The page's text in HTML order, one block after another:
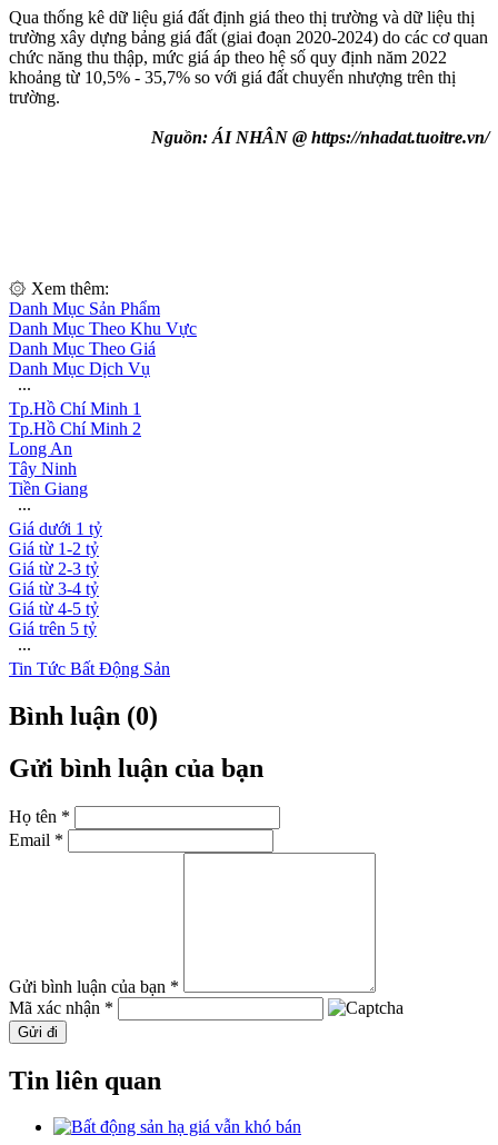
Qua thống kê dữ liệu giá đất định giá theo thị trường và dữ liệu thị
trường xây dựng bảng giá đất (giai đoạn 2020-2024) do các cơ quan
chức năng thu thập, mức giá áp theo hệ số quy định năm 2022
khoảng từ 10,5% - 35,7% so với giá đất chuyển nhượng trên thị
trường.
Nguồn: ÁI NHÂN @ https://nhadat.tuoitre.vn/
۞ Xem thêm:
Danh Mục Sản Phẩm
Danh Mục Theo Khu Vực
Danh Mục Theo Giá
Danh Mục Dịch Vụ
∙∙∙
Tp.Hồ Chí Minh 1
Tp.Hồ Chí Minh 2
Long An
Tây Ninh
Tiền Giang
∙∙∙
Giá dưới 1 tỷ
Giá từ 1-2 tỷ
Giá từ 2-3 tỷ
Giá từ 3-4 tỷ
Giá từ 4-5 tỷ
Giá trên 5 tỷ
∙∙∙
Tin Tức Bất Động Sản
Bình luận (0)
Gửi bình luận của bạn
Họ tên *
Email *
Gửi bình luận của bạn *
Mã xác nhận *
Gửi đi
Tin liên quan